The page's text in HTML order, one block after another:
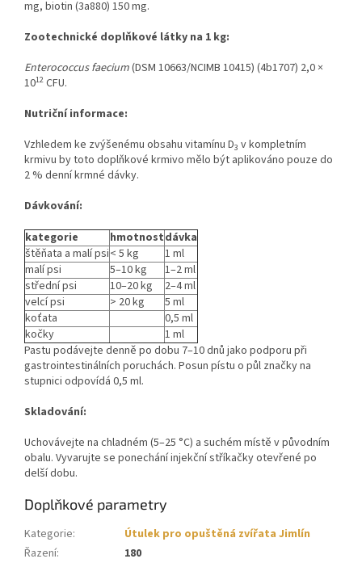
mg, biotin (3a880) 150 mg.
Zootechnické doplňkové látky na 1 kg:
Enterococcus faecium(DSM 10663/NCIMB 10415) (4b1707) 2,0 ×
1012 CFU.
Nutriční informace:
Vzhledem ke zvýšenému obsahu vitamínu D3 v kompletním
krmivu by toto doplňkové krmivo mělo být aplikováno pouze do
2 % denní krmné dávky.
Dávkování:
kategorie
hmotnostdávka
štěňata a malí psi< 5 kg
1 ml
malí psi
5–10 kg
1–2 ml
střední psi
10–20 kg
2–4 ml
velcí psi
> 20 kg
5 ml
koťata
0,5 ml
kočky
1 ml
Pastu podávejte denně po dobu 7–10 dnů jako podporu při
gastrointestinálních poruchách. Posun pístu o půl značky na
stupnici odpovídá 0,5 ml.
Skladování:
Uchovávejte na chladném (5–25 °C) a suchém místě v původním
obalu. Vyvarujte se ponechání injekční stříkačky otevřené po
delší dobu.
Doplňkové parametry
Kategorie:
Útulek pro opuštěná zvířata Jimlín
Řazení:
180